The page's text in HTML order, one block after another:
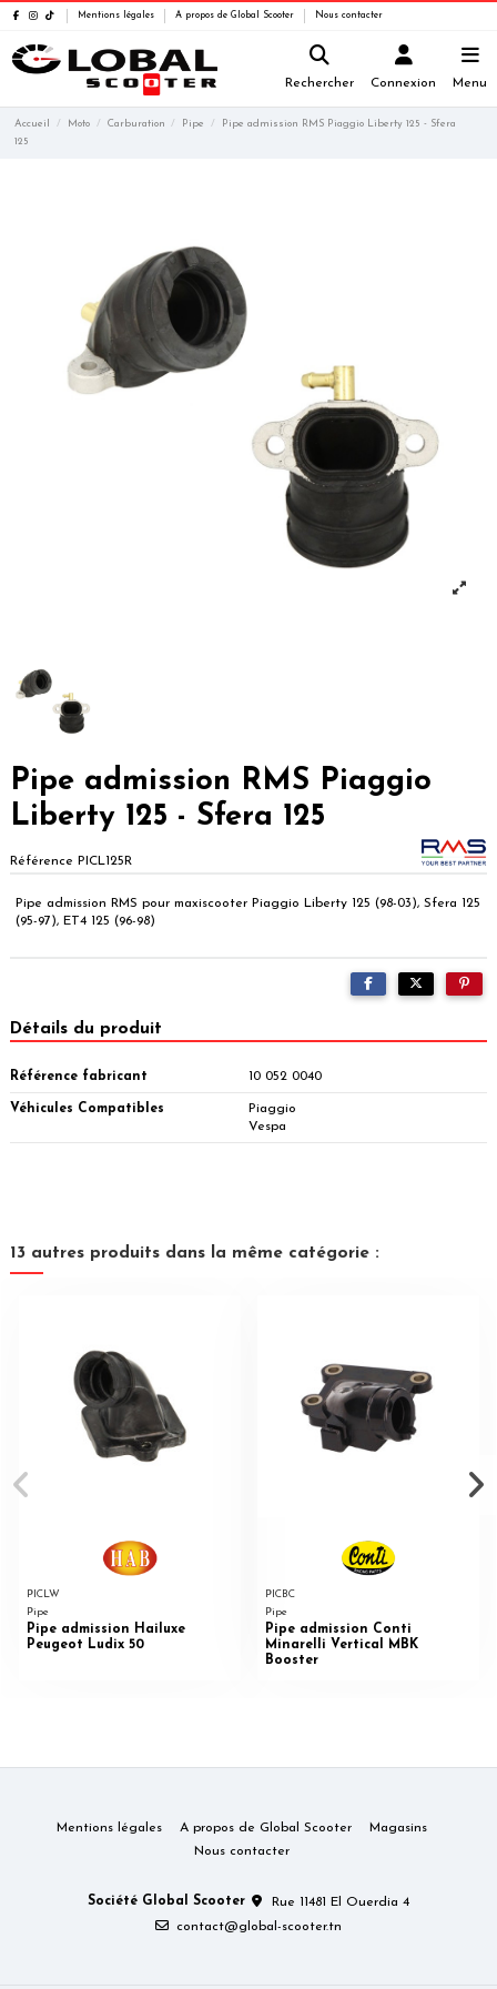
Mentions légales A propos de Global Scooter Nous contacter
Rechercher Connexion Menu
Accueil Moto Carburation Pipe
Pipe admission RMS Piaggio Liberty 125 - Sfera
125
Pipe admission RMS Piaggio
Liberty 125 - Sfera 125
Référence PICL125R
Pipe admission RMS pour maxiscooter Piaggio Liberty 125 (98-03), Sfera 125
(95-97), ET4 125 (96-98)
Détails du produit
Référence fabricant 10 052 0040
Véhicules Compatibles
Piaggio
Vespa
13 autres produits dans la même catégorie :
PICLW
Pipe
Pipe admission Hailuxe
Peugeot Ludix 50
PICBC
Pipe
Pipe admission Conti
Minarelli Vertical MBK
Booster
Mentions légales A propos de Global Scooter
Magasins
Nous contacter
Société Global Scooter
Rue 11481 El Ouerdia 4
contact@global-scooter.tn